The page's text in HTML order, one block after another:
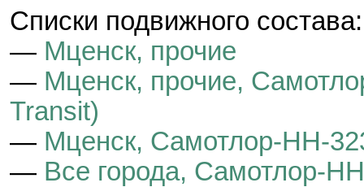
Cписки подвижного состава:
— Мценск, прочие
— Мценск, прочие,
Transit)
— Мценск, Самотлор-НН-
— Все города, Самотлор-